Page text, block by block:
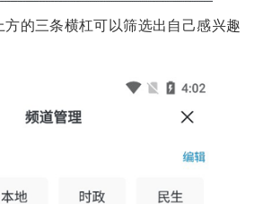
的三条横杠可以筛选出自己感兴趣